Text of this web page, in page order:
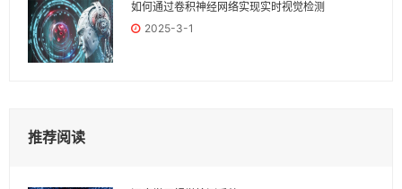
如何通过卷积神经网络实现实时视觉检测
2025-3-1
推荐阅读